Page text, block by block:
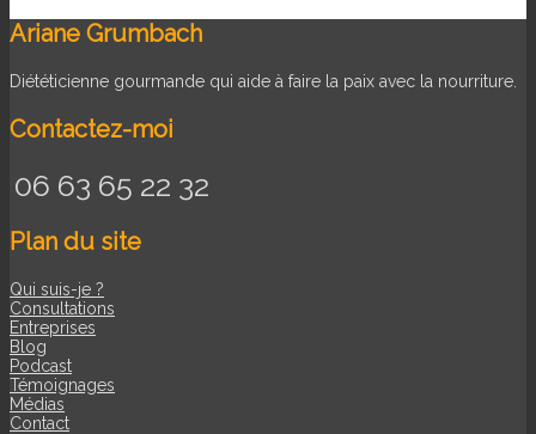
Ariane Grumbach
Diététicienne gourmande qui aide à faire la paix avec la nourriture.
Contactez-moi
06 63 65 22 32
Plan du site
Qui suis-je ?
Consultations
Entreprises
Blog
Podcast
Témoignages
Médias
Contact